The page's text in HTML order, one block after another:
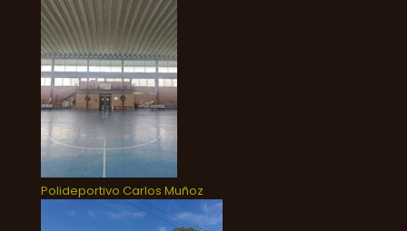
Polideportivo Carlos Muñoz